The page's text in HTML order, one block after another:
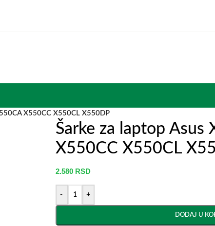
X550CC X550CL X550DP
Šarke za laptop Asus
X550CC X550CL
2.580 RSD
- +
DODAJ U